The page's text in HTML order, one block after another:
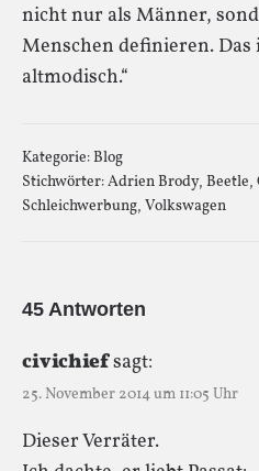
nicht nur als Männer,
Menschen definieren.
altmodisch.“
Kategorie:Blog
Stichwörter:Adrien Brody, Beetle,
Schleichwerbung, Volkswagen
45 Antworten
civichiefsagt:
25. November 2014 um 11:05 Uhr
Dieser Verräter.